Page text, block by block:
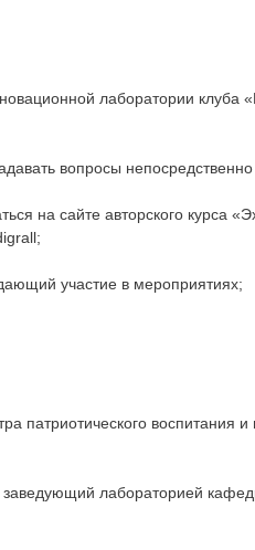
лаборатории
вопросы
на сайте авторского курса
;
участие в мероприятиях;
воспитания
лабораторией